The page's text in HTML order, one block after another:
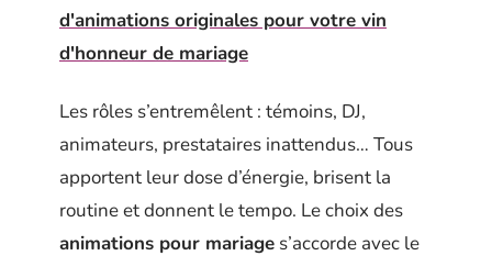
d'animations originales pour votre vin
d'honneur de mariage
Les rôles s’entremêlent : témoins, DJ,
animateurs, prestataires inattendus… Tous
apportent leur dose d’énergie, brisent la
routine et donnent le tempo. Le choix des
animations pour mariage s’accorde avec le